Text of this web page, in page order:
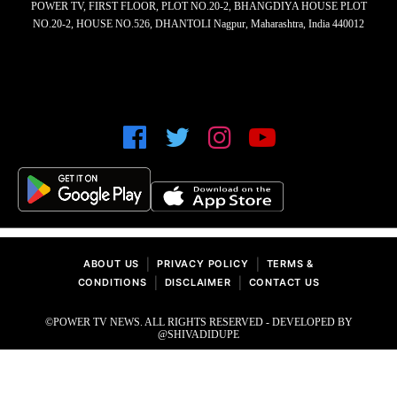
POWER TV, FIRST FLOOR, PLOT NO.20-2, BHANGDIYA HOUSE PLOT
NO.20-2, HOUSE NO.526, DHANTOLI Nagpur, Maharashtra, India 440012
ABOUT US PRIVACY POLICY
TERMS &
CONDITIONS
DISCLAIMER CONTACT US
©POWER TV NEWS. ALL RIGHTS RESERVED - DEVELOPED BY
@SHIVADIDUPE